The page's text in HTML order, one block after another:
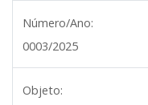
Número/Ano:
0003/2025
Objeto: